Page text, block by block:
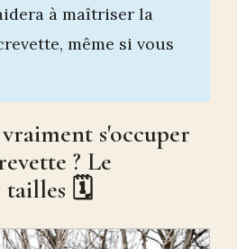
à maîtriser la
même si vous
s'occuper
? Le
tailles 🗓️